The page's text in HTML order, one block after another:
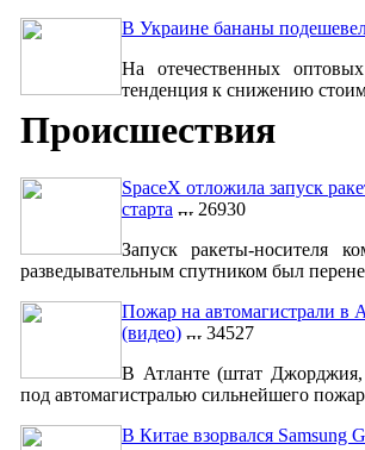
В Украине бананы
На отечественных
тенденция к снижению
Происшествия
SpaceX отложила запуск
старта
26930
Запуск ракеты-носителя
разведывательным спутником был
Пожар на автомагистрали в
(видео)
34527
В Атланте (штат
под автомагистралью сильнейшего
В Китае взорвался Samsung